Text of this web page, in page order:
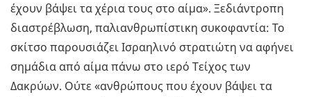
έχουν βάψει τα χέρια τους στο αίμα». Ξεδιάντροπη
διαστρέβλωση, παλιανθρωπίστικη συκοφαντία: Το
σκίτσο παρουσιάζει Ισραηλινό στρατιώτη να αφήνει
σημάδια από αίμα πάνω στο ιερό Τείχος των
Δακρύων. Ούτε «ανθρώπους που έχουν βάψει τα